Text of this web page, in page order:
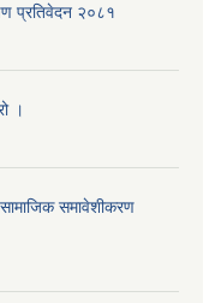
प्रतिवेदन २०८१
।
सामाजिक समावेशीकरण